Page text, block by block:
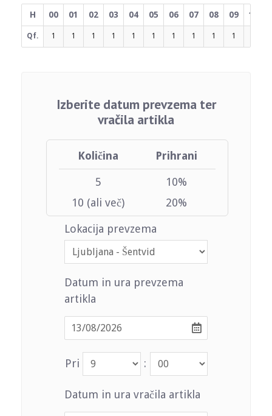
H 00 01 02 03 04 05 06 07 08 09 10
Qf. 1 1 1 1 1 1 1 1 1 1
Izberite datum prevzema ter
vračila artikla
Količina Prihrani
5
10%
10 (ali več)
20%
Lokacija prevzema
Datum in ura prevzema
artikla
Pri :
Datum in ura vračila artikla